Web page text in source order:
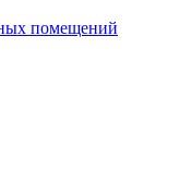
помещений